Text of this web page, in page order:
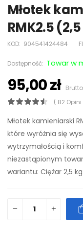
Młotek
RMK2.5
KOD: 904541424484
Dostępność: Towar w
95,00 złBrutto
( 82 Opini
Młotek kamieniarski
które wyróżnia się
wytrzymałością i
niezastąpionym
wariantu: Ciężar 2,5 kg